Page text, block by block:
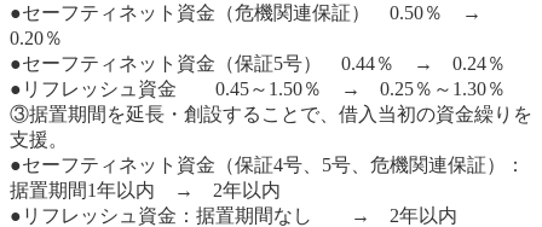
●セーフティネット資金（危機関連保証） 0.50％ →
0.20％
●セーフティネット資金（保証5号） 0.44％ → 0.24％
●リフレッシュ資金 0.45～1.50％ → 0.25％～1.30％
③据置期間を延長・創設することで、借入当初の資金繰りを
支援。
●セーフティネット資金（保証4号、5号、危機関連保証）：
据置期間1年以内 → 2年以内
●リフレッシュ資金：据置期間なし → 2年以内